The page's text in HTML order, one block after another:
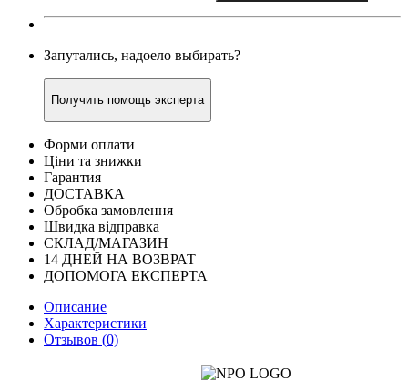
Запутались, надоело выбирать?
Получить помощь эксперта
Форми оплати
Ціни та знижки
Гарантия
ДОСТАВКА
Обробка замовлення
Швидка відправка
СКЛАД/МАГАЗИН
14 ДНЕЙ НА ВОЗВРАТ
ДОПОМОГА ЕКСПЕРТА
Описание
Характеристики
Отзывов (0)